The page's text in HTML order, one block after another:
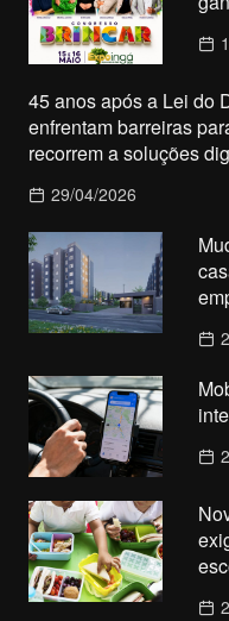
45 anos após a Lei do
enfrentam barreiras
recorrem a soluções
29/04/2026